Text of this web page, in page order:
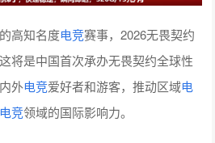
高知名度电竞赛事，2026无畏契约
将是中国首次承办无畏契约全球性
外电竞爱好者和游客，推动区域电
电竞领域的国际影响力。